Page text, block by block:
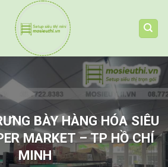
BÀY HÀNG HÓA SIÊU
MARKET – TP HỒ CHÍ
MINH